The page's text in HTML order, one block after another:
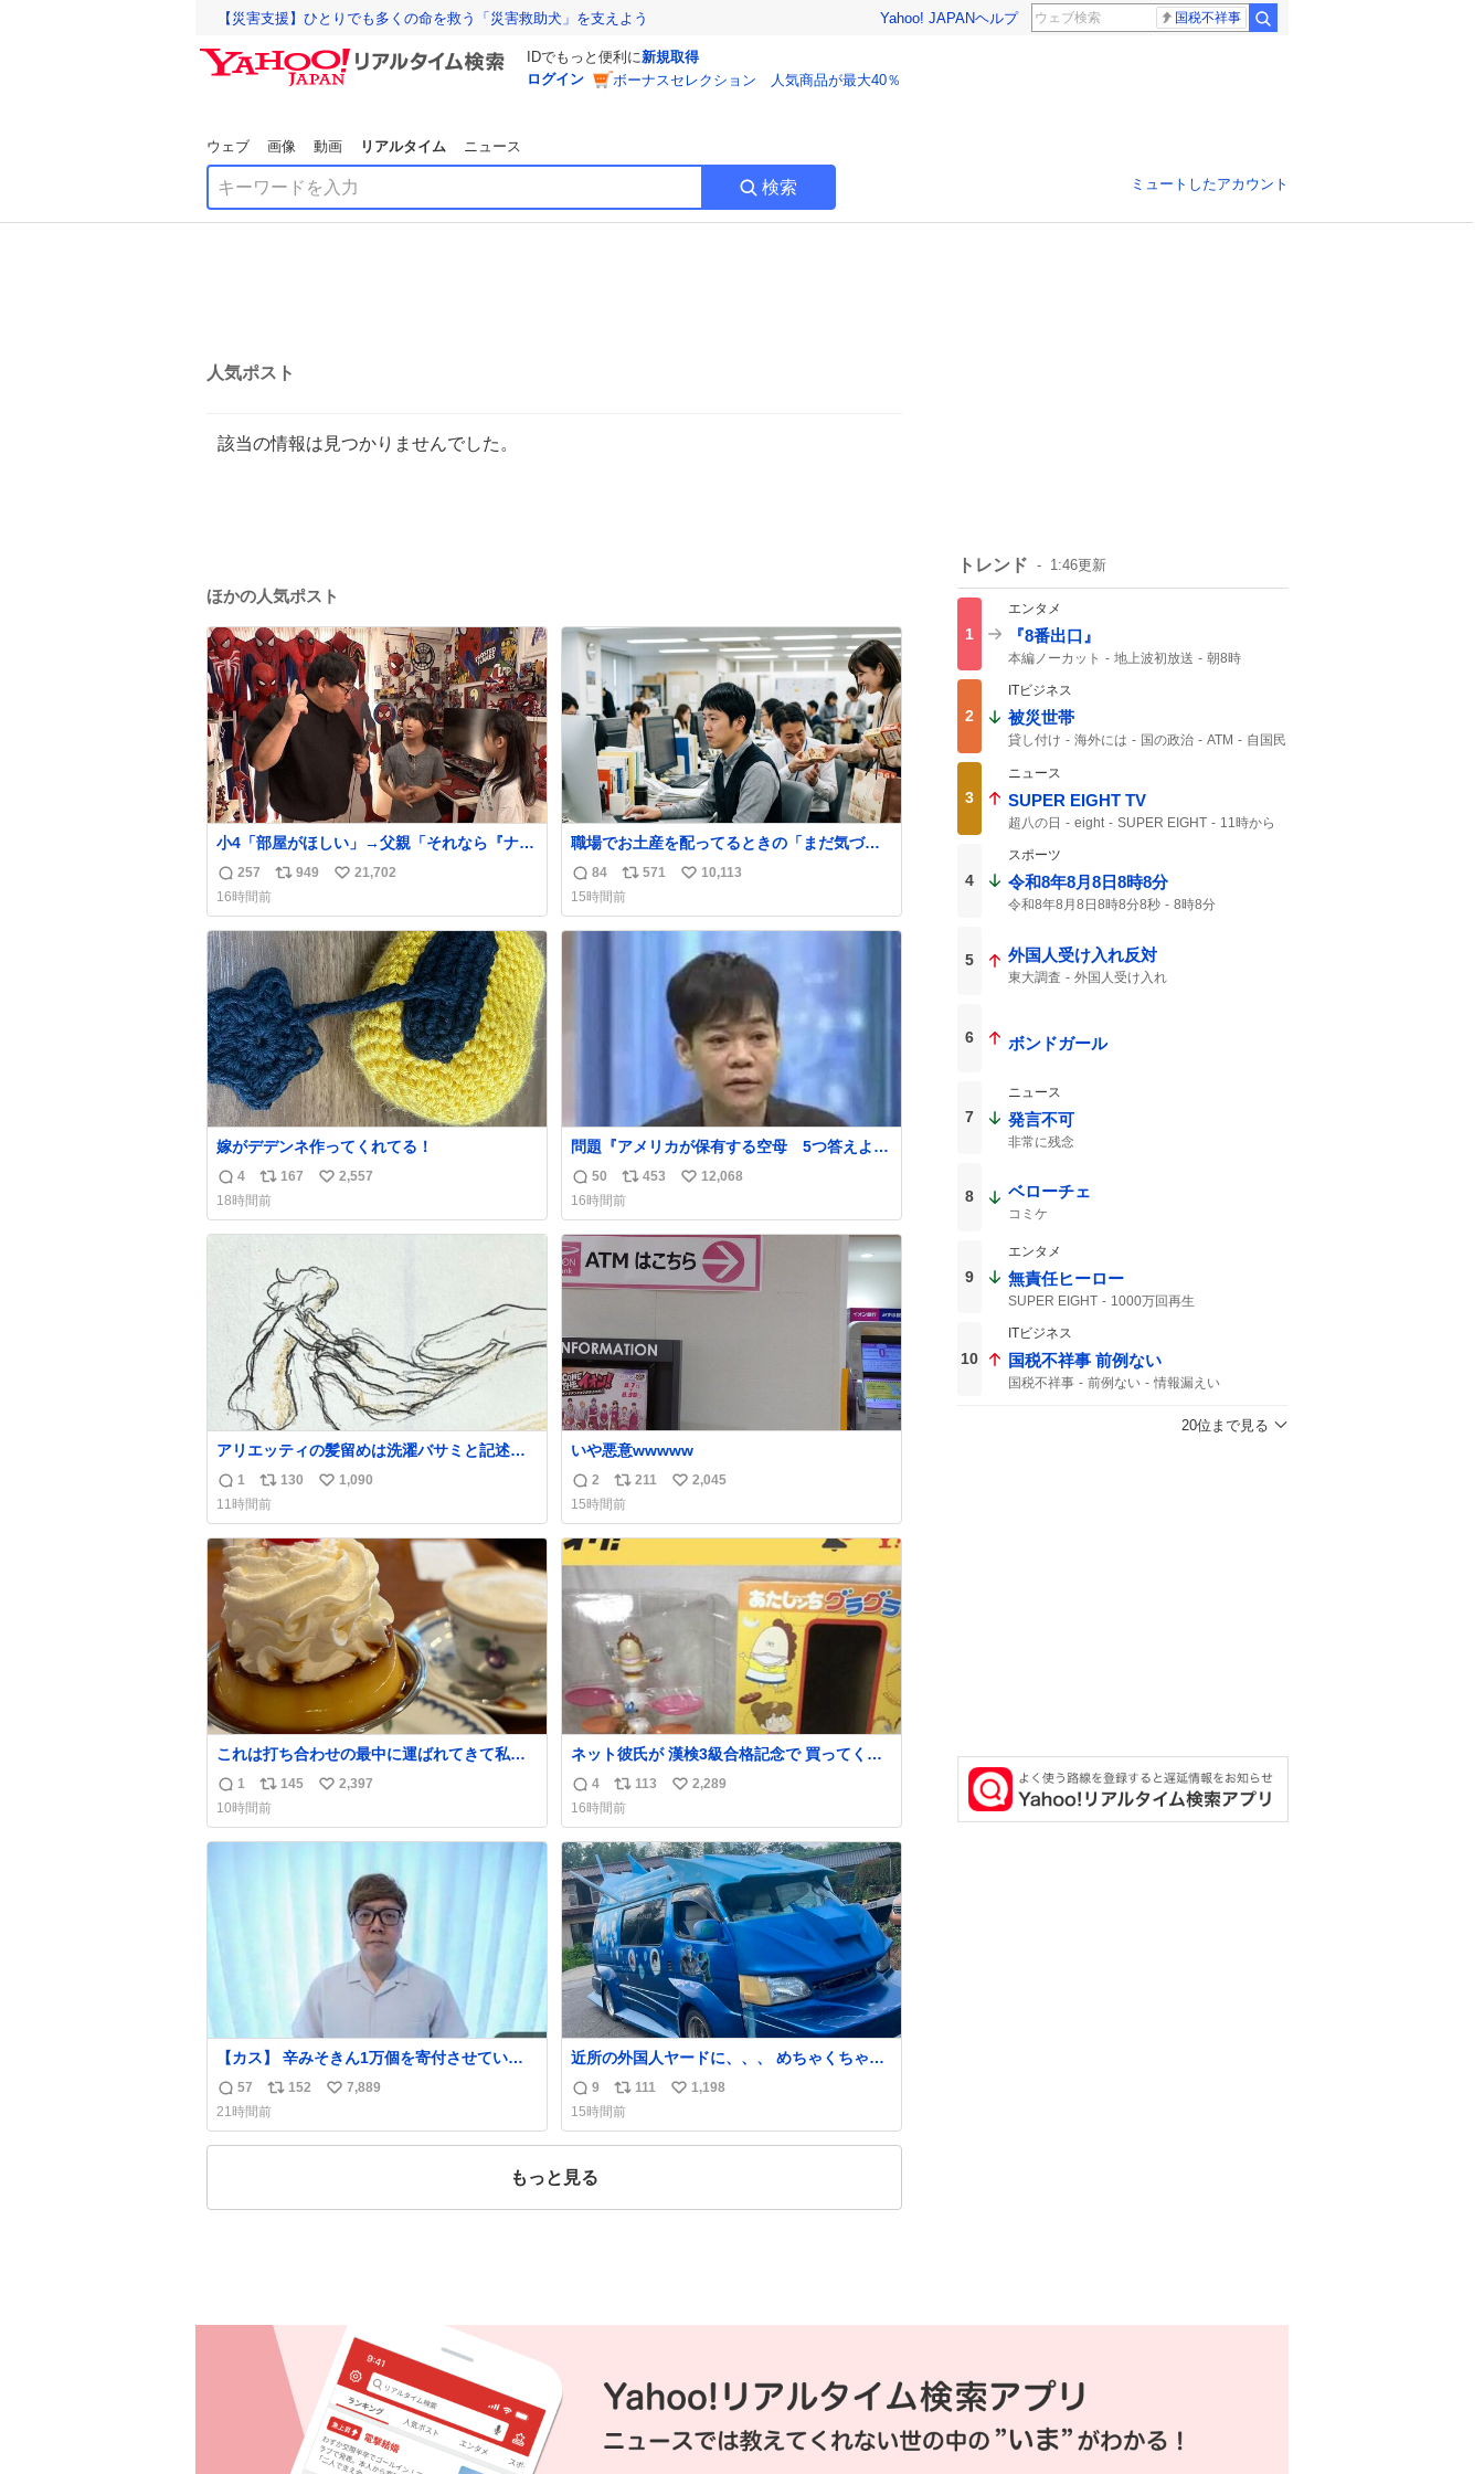
【災害支援】ひとりでも多くの命を救う「災害救助犬」を支えよう Yahoo! JAPANヘルプ 国税不祥事
IDでもっと便利に新規取得
ログイン
ボーナスセレクション 人気商品が最大40％
ウェブ 画像 動画 リアルタイム ニュース
検索 ミュートしたアカウント
人気ポスト
該当の情報は見つかりませんでした。
ほかの人気ポスト
小4「部屋がほしい」→父親「それなら『ナイ
トスクープ』に言え！無理やろけどな…」
oricon.co.jp/news/2472553/f… ⠀ 「父の部
屋を奪いたい」小学4年生と妹が登場。自宅の
2階には部屋が4つあるのに、父が2部屋使い、
姉妹は1部屋。文句を言うと「ナイトスクープ
に改造してもらえ！無理やろけどな」と
返
信
数
257
リ
ス
ト
数
949
い
ね
数
21,702
16時間前
職場でお土産を配ってるときの「まだ気づい
てませんよ」的な演技が毎回シンドい。
返
信
数
84
リ
ポ
ス
571
い
ね
10,113
15時間前
嫁がデデンネ作ってくれてる！
返
信
数
4
リ
ポ
ス
ト
数
167
い
ね
2,557
18時間前
問題『アメリカが保有する空母 5つ答えよ』
名倉「ホンマごめん、日本」
返
信
数
50
リ
ポ
ス
ト
数
453
い
ね
数
12,068
16時間前
アリエッティの髪留めは洗濯バサミと記述さ
れることが多いですが、もっと小さいプラス
チックのクリップです。 バネは使いやすいよ
うに強度を調整してあるはず。
返
信
数
1
リ
ポ
ス
ト
数
130
い
ね
数
1,090
11時間前
いや悪意wwwww
返
信
数
2
リ
ポ
ス
ト
211
い
ね
数
2,045
15時間前
これは打ち合わせの最中に運ばれてきて私の
理性を根こそぎ奪い去ったプリンの写真で
す。
返
信
数
1
リ
ポ
ス
145
い
ね
2,397
10時間前
ネット彼氏が 漢検3級合格記念で 買ってくれ
た.ᐟ.ᐟ🩵
返
信
数
4
リ
ポ
ス
ト
数
113
い
ね
数
2,289
16時間前
【カス】 辛みそきん1万個を寄付させていた
だきました
返
信
数
57
リ
ポ
ス
152
い
ね
7,889
21時間前
近所の外国人ヤードに、、、 めちゃくちゃ有
名車捨てられてました😭 外装ぼろぼろだ
し、、 中も何にも残ってないし、、 可哀想に
😢😢 今まで数十年お疲れ様でした、、 #バニ
ング #当時 #廃車 #勿体無い
返
信
数
9
リ
ポ
ス
111
い
ね
1,198
15時間前
もっと見る
トレンド 1:46更新
1
エンタメ
『8番出口』
本編ノーカット 地上波初放送
朝8時
8番出口
金ロー
2
ITビジネス
被災世帯
貸し付け 海外には 国の政治 ATM 自国民
3
ニュース
SUPER EIGHT TV
超八の日 eight SUPER EIGHT
11時から
4
スポーツ
令和8年8月8日8時8分
令和8年8月8日8時8分8秒
8時8分
5 外国人受け入れ反対
東大調査 外国人受け入れ
6 ボンドガール
7
ニュース
発言不可
非常に残念
8 ベローチェ
コミケ
9
エンタメ
無責任ヒーロー
SUPER EIGHT 1000万回再生
10
ITビジネス
国税不祥事 前例ない
国税不祥事 前例ない
情報漏えい
20位まで見る